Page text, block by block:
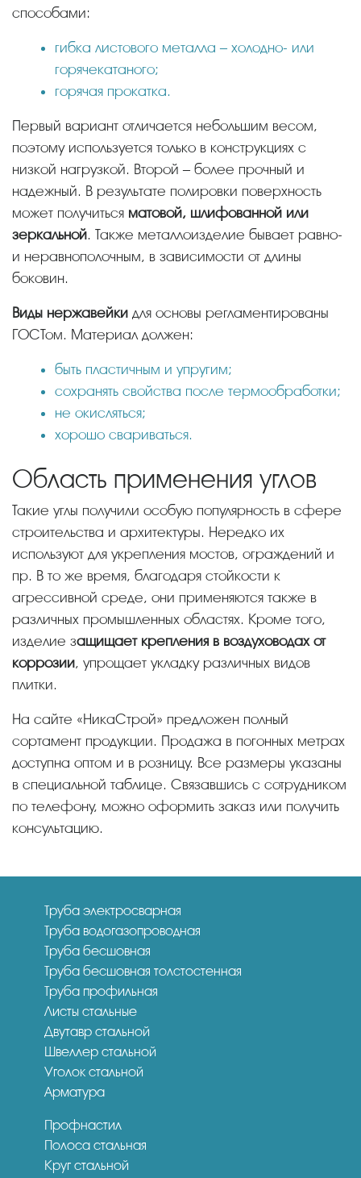
способами:
гибка листового металла – холодно- или
горячекатаного;
горячая прокатка.
Первый вариант отличается небольшим весом,
поэтому используется только в конструкциях с
низкой нагрузкой. Второй – более прочный и
надежный. В результате полировки поверхность
может получиться матовой, шлифованной или
зеркальной. Также металлоизделие бывает равно-
и неравнополочным, в зависимости от длины
боковин.
Виды нержавейки для основы регламентированы
ГОСТом. Материал должен:
быть пластичным и упругим;
сохранять свойства после термообработки;
не окисляться;
хорошо свариваться.
Область применения углов
Такие углы получили особую популярность в сфере
строительства и архитектуры. Нередко их
используют для укрепления мостов, ограждений и
пр. В то же время, благодаря стойкости к
агрессивной среде, они применяются также в
различных промышленных областях. Кроме того,
изделие защищает крепления в воздуховодах от
коррозии, упрощает укладку различных видов
плитки.
На сайте «НикаСтрой» предложен полный
сортамент продукции. Продажа в погонных метрах
доступна оптом и в розницу. Все размеры указаны
в специальной таблице. Связавшись с сотрудником
по телефону, можно оформить заказ или получить
консультацию.
Труба электросварная
Труба водогазопроводная
Труба бесшовная
Труба бесшовная толстостенная
Труба профильная
Листы стальные
Двутавр стальной
Швеллер стальной
Уголок стальной
Арматура
Профнастил
Полоса стальная
Круг стальной